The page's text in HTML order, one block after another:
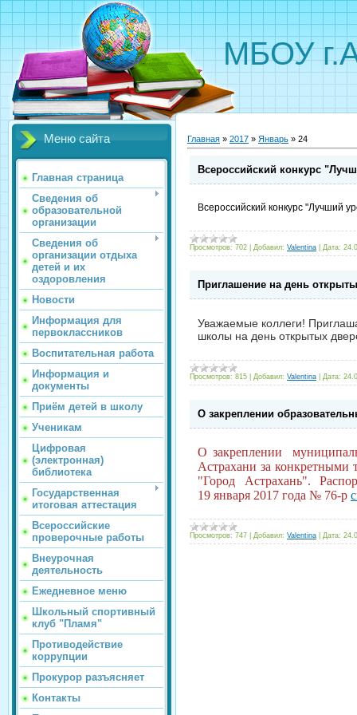
МБОУ
Меню сайта
Главная страница
Сведения об
образовательной
организации
Сведения об
организации отдыха
детей и их
оздоровления
Новости
Информация для
первоклассников
Воспитательная работа
Информация и
документы
Приём детей в школу
Ученикам
Цифровая
(электронная)
библиотека
Государственная
итоговая аттестация
Всероссийские
проверочные работы
Внеурочная
деятельность
Ежедневное меню
Школьный спортивный
клуб "Пламя"
Противодействие
коррупции
Прокурор разъясняет
Контакты
Главная » 2017 » Январь » 24
Всероссийский конкурс
Всероссийский конкурс "Лучший
Просмотров: 702 Добавил: Valentina Дата:
Приглашение на день
Уважаемые коллеги!
школы на день открытых
Просмотров: 815 Добавил: Valentina Дата:
О закреплении
О закреплении
Астрахани за конкретными
"Город Астрахань".
19 января 2017 года № 76-р
Просмотров: 747 Добавил: Valentina Дата: